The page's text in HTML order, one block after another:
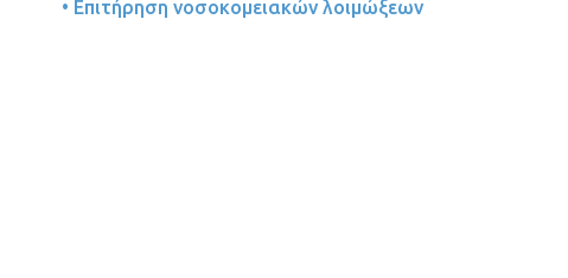
• Επιτήρηση νοσοκομειακών λοιμώξεων